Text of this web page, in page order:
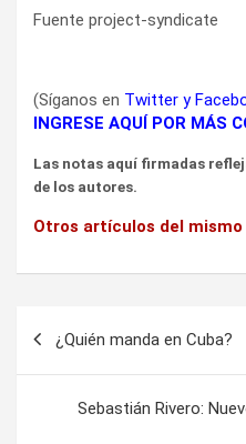
Fuente project-syndicate
(Síganos en Twitter y
INGRESE AQUÍ POR MÁS
Las notas aquí firmadas
de los autores.
Otros artículos del
entradas
¿Quién manda en Cuba?
Sebastián Rivero: